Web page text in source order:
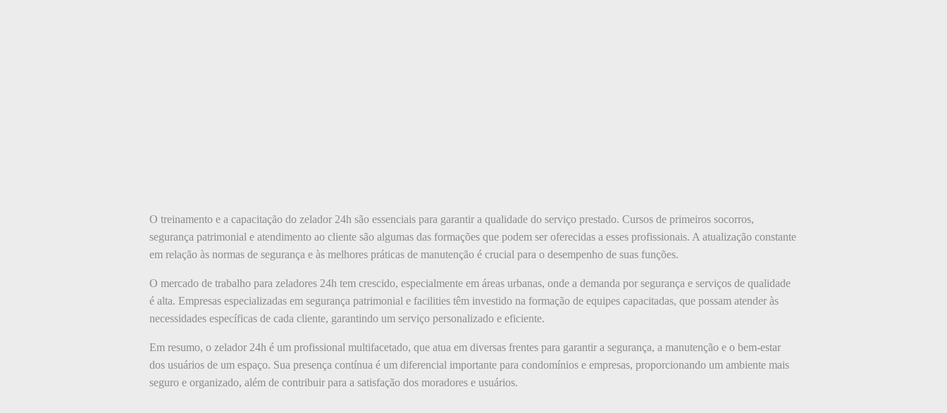
O treinamento e a capacitação do zelador 24h são essenciais para garantir a qualidade do serviço prestado. Cursos de primeiros socorros,
segurança patrimonial e atendimento ao cliente são algumas das formações que podem ser oferecidas a esses profissionais. A atualização constante
em relação às normas de segurança e às melhores práticas de manutenção é crucial para o desempenho de suas funções.
O mercado de trabalho para zeladores 24h tem crescido, especialmente em áreas urbanas, onde a demanda por segurança e serviços de qualidade
é alta. Empresas especializadas em segurança patrimonial e facilities têm investido na formação de equipes capacitadas, que possam atender às
necessidades específicas de cada cliente, garantindo um serviço personalizado e eficiente.
Em resumo, o zelador 24h é um profissional multifacetado, que atua em diversas frentes para garantir a segurança, a manutenção e o bem-estar
dos usuários de um espaço. Sua presença contínua é um diferencial importante para condomínios e empresas, proporcionando um ambiente mais
seguro e organizado, além de contribuir para a satisfação dos moradores e usuários.